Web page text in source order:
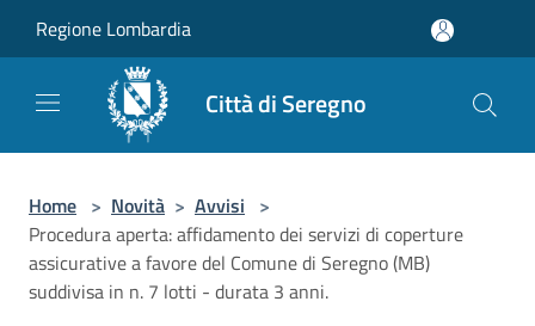
Regione Lombardia
Città di Seregno
Home > Novità > Avvisi >
Procedura aperta: affidamento dei servizi di coperture
assicurative a favore del Comune di Seregno (MB)
suddivisa in n. 7 lotti - durata 3 anni.